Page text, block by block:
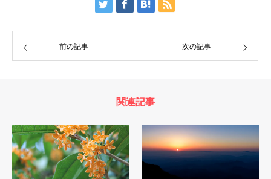
前の記事 次の記事
関連記事